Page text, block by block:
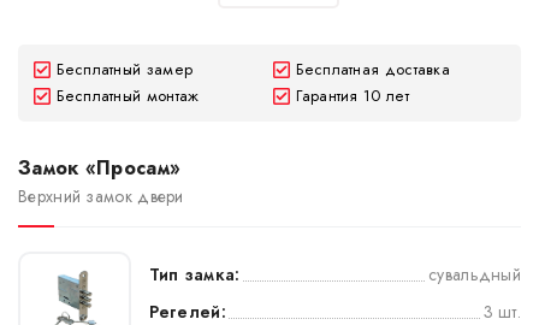
Бесплатный замер
Бесплатная доставка
Бесплатный монтаж
Гарантия 10 лет
Замок «Просам»
Верхний замок двери
Тип замка:
сувальдный
Регелей:
3 шт.